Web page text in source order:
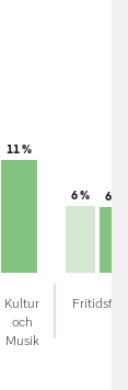
11 %
6 % 6 %
Kultur
och
Musik